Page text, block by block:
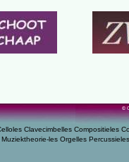
©
Clavecimbelles Compositieles
Muziektheorie-les Orgelles Percussieles